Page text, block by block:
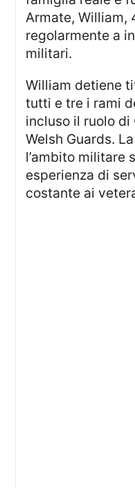
Armate, William,
regolarmente a
militari.
William detiene titoli militari onorari in
tutti e tre i rami
incluso il ruolo di
Welsh Guards.
l’ambito militare
esperienza di
costante ai